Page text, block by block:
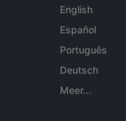
English
Español
Português
Deutsch
Meer...